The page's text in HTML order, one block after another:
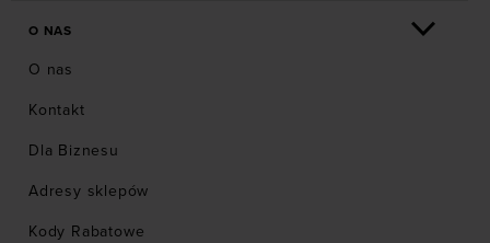
O NAS
O nas
Kontakt
Dla Biznesu
Adresy sklepów
Kody Rabatowe